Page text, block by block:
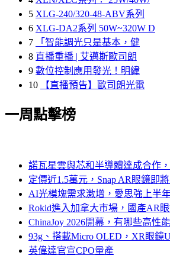
5 XLG-240/320-48-ABV系列
6 XLG-DA2系列 50W~320W D
7
「智能調光只是基本，健
8 直播重播 | 艾邁斯歐司朗
9 數位控制應用發光！明緯
10
【直播預告】歐司朗光電
一周點擊榜
諾瓦星雲與芯和半導體達成合作
定價近1.5萬元，Snap AR眼鏡即
AI光模塊需求激增，愛思強上半
Rokid進入加拿大市場，國產AR
ChinaJoy 2026開幕，有哪些高性
93g、搭載Micro OLED，XR眼鏡
英偉達官宣CPO量產